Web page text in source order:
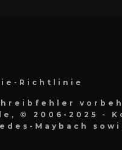
Richtlinie
© 2006-2025 -
Maybach